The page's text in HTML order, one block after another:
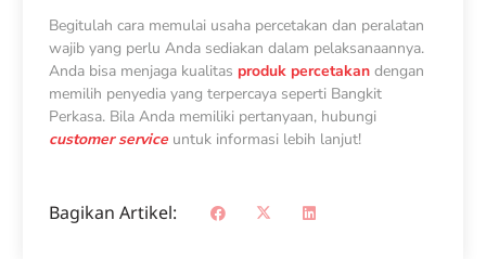
Begitulah cara memulai usaha percetakan dan peralatan
wajib yang perlu Anda sediakan dalam pelaksanaannya.
Anda bisa menjaga kualitas produk percetakan dengan
memilih penyedia yang terpercaya seperti Bangkit
Perkasa. Bila Anda memiliki pertanyaan, hubungi
customer serviceuntuk informasi lebih lanjut!
Bagikan Artikel: